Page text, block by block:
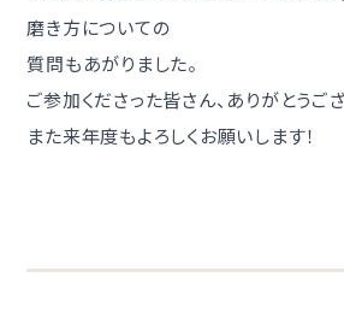
磨き方についての
質問もあがりました。
ご参加くださった皆さん、ありがとうご
また来年度もよろしくお願いします！